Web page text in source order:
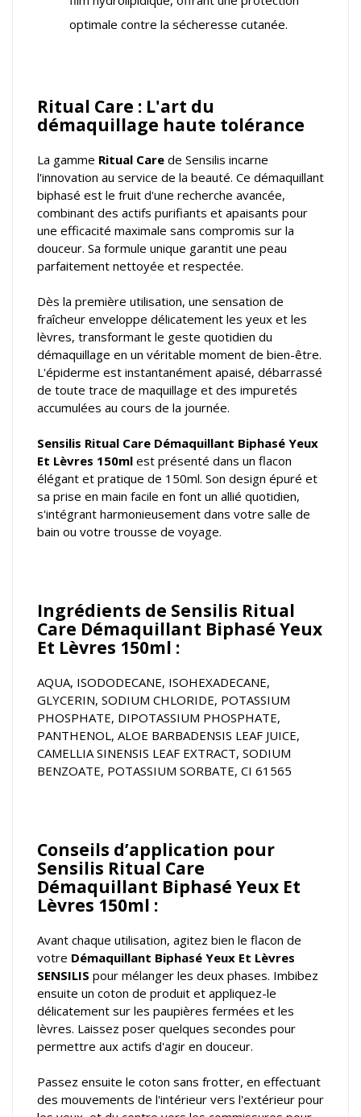
optimale contre la sécheresse cutanée.
Ritual Care : L'art du
démaquillage haute tolérance
La gamme Ritual Care de Sensilis incarne
l'innovation au service de la beauté. Ce démaquillant
biphasé est le fruit d'une recherche avancée,
combinant des actifs purifiants et apaisants pour
une efficacité maximale sans compromis sur la
douceur. Sa formule unique garantit une peau
parfaitement nettoyée et respectée.
Dès la première utilisation, une sensation de
fraîcheur enveloppe délicatement les yeux et les
lèvres, transformant le geste quotidien du
démaquillage en un véritable moment de bien-être.
L'épiderme est instantanément apaisé, débarrassé
de toute trace de maquillage et des impuretés
accumulées au cours de la journée.
Sensilis Ritual Care Démaquillant Biphasé Yeux
Et Lèvres 150ml est présenté dans un flacon
élégant et pratique de 150ml. Son design épuré et
sa prise en main facile en font un allié quotidien,
s'intégrant harmonieusement dans votre salle de
bain ou votre trousse de voyage.
Ingrédients de Sensilis Ritual
Care Démaquillant Biphasé Yeux
Et Lèvres 150ml :
AQUA, ISODODECANE, ISOHEXADECANE,
GLYCERIN, SODIUM CHLORIDE, POTASSIUM
PHOSPHATE, DIPOTASSIUM PHOSPHATE,
PANTHENOL, ALOE BARBADENSIS LEAF JUICE,
CAMELLIA SINENSIS LEAF EXTRACT, SODIUM
BENZOATE, POTASSIUM SORBATE, CI 61565
Conseils d’application pour
Sensilis Ritual Care
Démaquillant Biphasé Yeux Et
Lèvres 150ml :
Avant chaque utilisation, agitez bien le flacon de
votre Démaquillant Biphasé Yeux Et Lèvres
SENSILIS pour mélanger les deux phases. Imbibez
ensuite un coton de produit et appliquez-le
délicatement sur les paupières fermées et les
lèvres. Laissez poser quelques secondes pour
permettre aux actifs d'agir en douceur.
Passez ensuite le coton sans frotter, en effectuant
des mouvements de l'intérieur vers l'extérieur pour